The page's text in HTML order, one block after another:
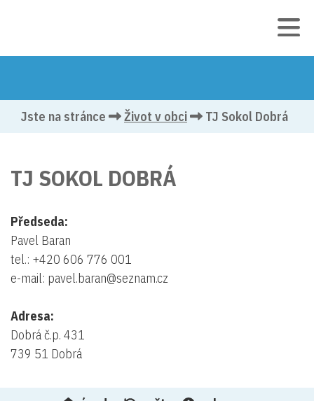
Jste na stránce Život v obci TJ Sokol Dobrá
TJ SOKOL DOBRÁ
Předseda:
Pavel Baran
tel.: +420 606 776 001
e-mail: pavel.baran@seznam.cz
Adresa:
Dobrá č.p. 431
739 51 Dobrá